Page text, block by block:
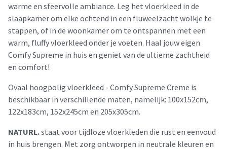
warme en sfeervolle ambiance. Leg het vloerkleed in de
slaapkamer om elke ochtend in een fluweelzacht wolkje te
stappen, of in de woonkamer om te ontspannen met een
warm, fluffy vloerkleed onder je voeten. Haal jouw eigen
Comfy Supreme in huis en geniet van de ultieme zachtheid
en comfort!
Ovaal hoogpolig vloerkleed - Comfy Supreme Creme is
beschikbaar in verschillende maten, namelijk: 100x152cm,
122x183cm, 152x245cm en 205x305cm.
NATURL.staat voor tijdloze vloerkleden die rust en eenvoud
in huis brengen. Met zorg ontworpen in neutrale kleuren en